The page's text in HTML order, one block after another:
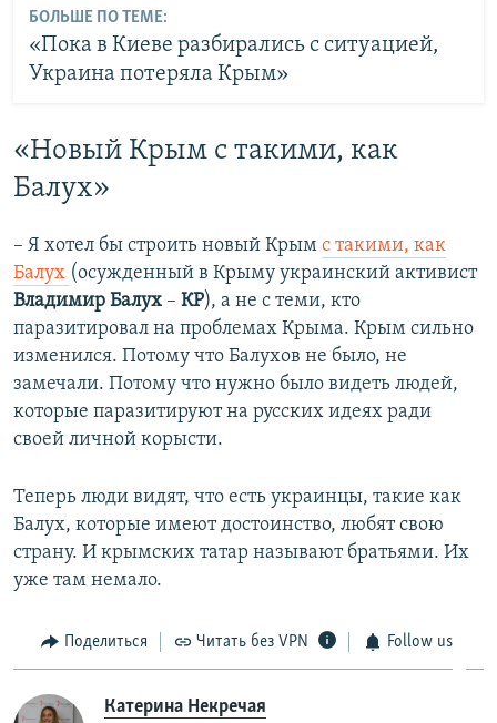
БОЛЬШЕ ПО ТЕМЕ:
«Пока в Киеве разбирались с ситуацией,
Украина потеряла Крым»
«Новый Крым с такими, как
Балух»
– Я хотел бы строить новый Крым с такими, как
Балух (осужденный в Крыму украинский активист
Владимир Балух – КР), а не с теми, кто
паразитировал на проблемах Крыма. Крым сильно
изменился. Потому что Балухов не было, не
замечали. Потому что нужно было видеть людей,
которые паразитируют на русских идеях ради
своей личной корысти.
Теперь люди видят, что есть украинцы, такие как
Балух, которые имеют достоинство, любят свою
страну. И крымских татар называют братьями. Их
уже там немало.
Поделиться Читать без VPN Follow us
Катерина Некречая